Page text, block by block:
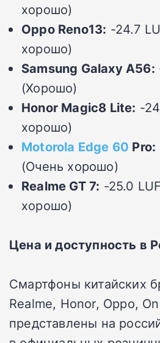
хорошо)
Oppo Reno13: -24.7
хорошо)
Samsung Galaxy A56:
(Хорошо)
Honor Magic8 Lite: -
хорошо)
Motorola Edge 60 Pro:
(Очень хорошо)
Realme GT 7: -25.0
хорошо)
Цена и доступность в
Смартфоны китайских
Realme, Honor, Oppo,
представлены на